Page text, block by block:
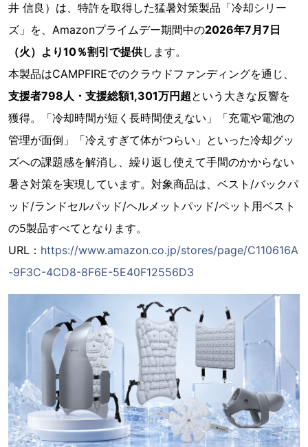
井 信良）は、特許を取得した猛暑対策製品「冷却シリー
ズ」を、Amazonプライムデー期間中の2026年7月7日
（火）より10％割引で提供します。
本製品はCAMPFIREでのクラウドファンディングを通じ、
支援者798人・支援総額1,301万円超という大きな反響を
獲得。「冷却時間が短く長時間使えない」「充電や電池の
管理が面倒」「冷えすぎて体がつらい」といった冷却グッ
ズへの課題感を解消し、繰り返し使えて手間のかからない
暑さ対策を実現しています。対象商品は、ベスト/バックパ
ッド/ランドセルパッド/ヘルメットパッド/ペット用ベスト
の5製品すべてとなります。
URL： https://www.amazon.co.jp/stores/page/C110616A
-9F3C-4CD8-8F6E-5E40F12556D3